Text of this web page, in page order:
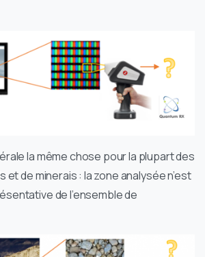
la même chose pour la plupart des
et de minerais : la zone analysée n’est
de l’ensemble de